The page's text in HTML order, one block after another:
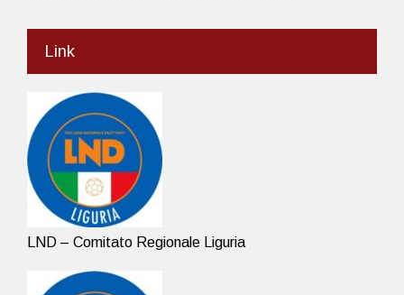
Link
LND – Comitato Regionale Liguria